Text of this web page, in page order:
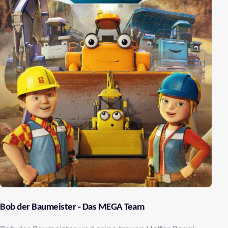
Bob der Baumeister - Das MEGA Team